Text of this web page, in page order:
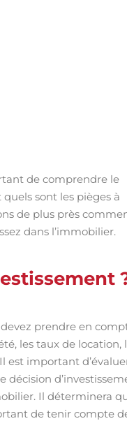
de comprendre le
sont les pièges à
de plus près
dans l’immobilier.
prendre en
les taux de location,
est important
décision
Il déterminera
de tenir compte